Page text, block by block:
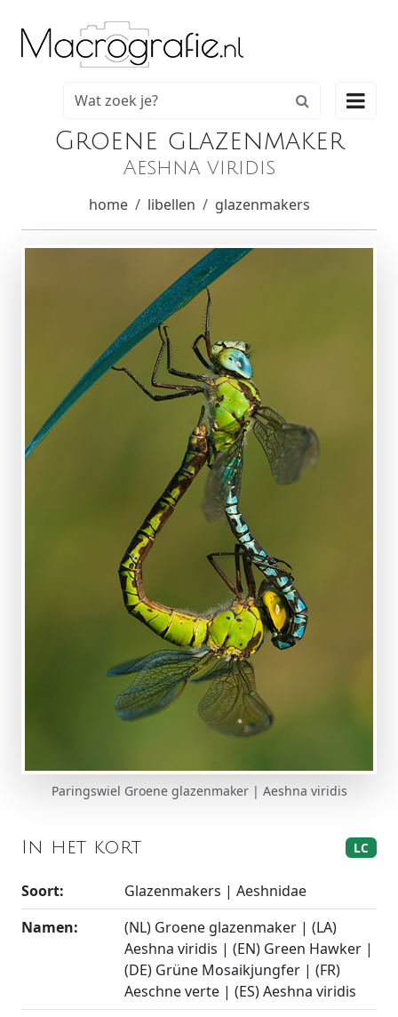

Groene glazenmaker
Aeshna viridis
home libellen glazenmakers
Paringswiel Groene glazenmaker | Aeshna viridis
In het kort LC
Soort:
Glazenmakers | Aeshnidae
Namen:
(NL) Groene glazenmaker | (LA)
Aeshna viridis | (EN) Green Hawker |
(DE) Grüne Mosaikjungfer | (FR)
Aeschne verte | (ES) Aeshna viridis